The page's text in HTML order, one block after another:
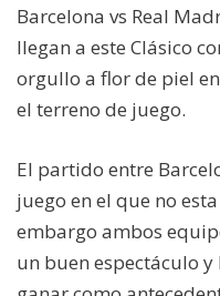
Barcelona vs Real
llegan a este Clásico
orgullo a flor de piel
el terreno de juego.
El partido entre
juego en el que no
embargo ambos
un buen espectáculo